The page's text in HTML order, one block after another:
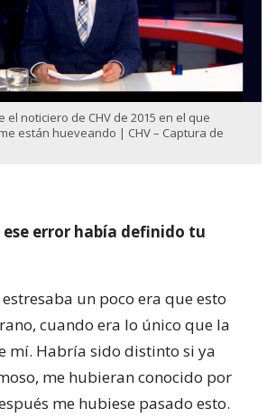
el noticiero de CHV de 2015 en el que
están hueveando | CHV – Captura de
error había definido tu
un poco era que esto
cuando era lo único que la
mí. Habría sido distinto si ya
me hubieran conocido por
me hubiese pasado esto.